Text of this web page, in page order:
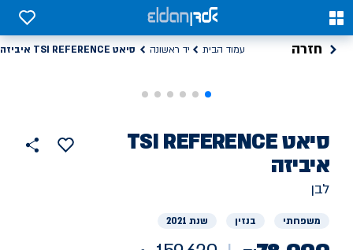
0
0
חזרה עמוד הבית יד ראשונה סיאט TSI REFERENCE איביזה
רכב
יד
ראשונה
סיאטTSI REFERENCE
איביזה
הוסף
למועדפים
לבן
משפחתי בנזין שנת 2021